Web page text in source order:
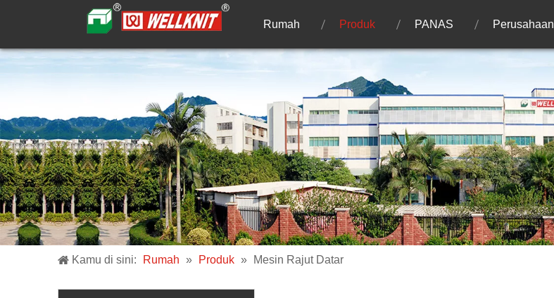
Rumah Produk PANAS Perusahaan
Kamu di sini: Rumah » Produk » Mesin Rajut Datar